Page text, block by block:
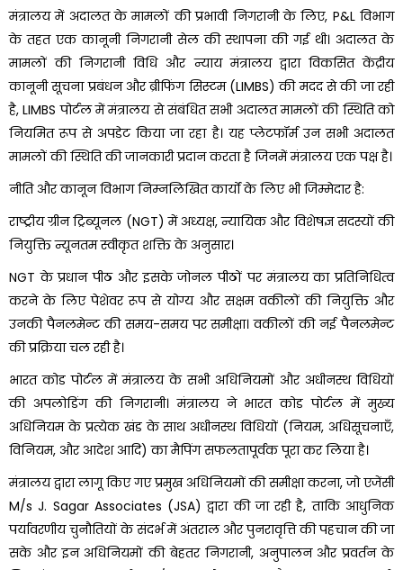
मंत्रालय में अदालत के मामलों की प्रभावी निगरानी के लिए, P&L विभाग
के तहत एक कानूनी निगरानी सेल की स्थापना की गई थी। अदालत के
मामलों की निगरानी विधि और न्याय मंत्रालय द्वारा विकसित केंद्रीय
कानूनी सूचना प्रबंधन और ब्रीफिंग सिस्टम (LIMBS) की मदद से की जा रही
है, LIMBS पोर्टल में मंत्रालय से संबंधित सभी अदालत मामलों की स्थिति को
नियमित रूप से अपडेट किया जा रहा है। यह प्लेटफॉर्म उन सभी अदालत
मामलों की स्थिति की जानकारी प्रदान करता है जिनमें मंत्रालय एक पक्ष है।
नीति और कानून विभाग निम्नलिखित कार्यों के लिए भी जिम्मेदार है:
राष्ट्रीय ग्रीन ट्रिब्यूनल (NGT) में अध्यक्ष, न्यायिक और विशेषज्ञ सदस्यों की
नियुक्ति न्यूनतम स्वीकृत शक्ति के अनुसार।
NGT के प्रधान पीठ और इसके जोनल पीठों पर मंत्रालय का प्रतिनिधित्व
करने के लिए पेशेवर रूप से योग्य और सक्षम वकीलों की नियुक्ति और
उनकी पैनलमेन्ट की समय-समय पर समीक्षा। वकीलों की नई पैनलमेन्ट
की प्रक्रिया चल रही है।
भारत कोड पोर्टल में मंत्रालय के सभी अधिनियमों और अधीनस्थ विधियों
की अपलोडिंग की निगरानी। मंत्रालय ने भारत कोड पोर्टल में मुख्य
अधिनियम के प्रत्येक खंड के साथ अधीनस्थ विधियों (नियम, अधिसूचनाएँ,
विनियम, और आदेश आदि) का मैपिंग सफलतापूर्वक पूरा कर लिया है।
मंत्रालय द्वारा लागू किए गए प्रमुख अधिनियमों की समीक्षा करना, जो एजेंसी
M/s J. Sagar Associates (JSA) द्वारा की जा रही है, ताकि आधुनिक
पर्यावरणीय चुनौतियों के संदर्भ में अंतराल और पुनरावृत्ति की पहचान की जा
सके और इन अधिनियमों की बेहतर निगरानी, अनुपालन और प्रवर्तन के